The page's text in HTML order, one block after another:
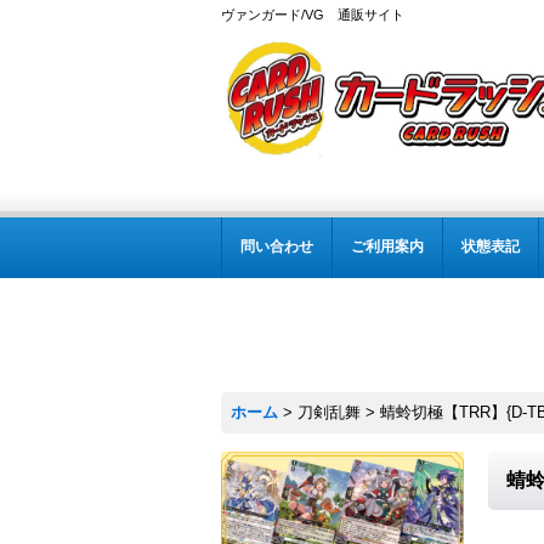
ヴァンガード/VG 通販サイト
問い合わせ ご利用案内 状態表記
ホーム > 刀剣乱舞 > 蜻蛉切極【TRR】{D-
蜻